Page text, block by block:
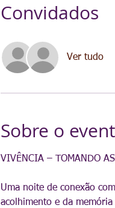
Convidados
Ver tudo
Sobre o
VIVÊNCIA – TOMANDO
Uma noite de conexão
acolhimento e da